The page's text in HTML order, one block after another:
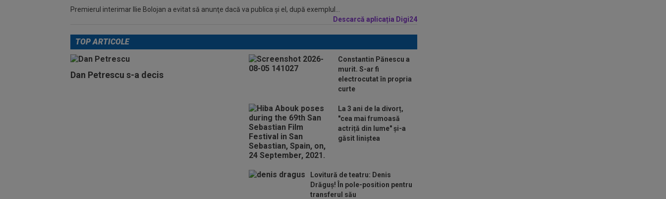
Premierul interimar Ilie Bolojan a evitat să anunţe dacă va publica şi el, după exemplul...
Descarcă aplicația Digi24
TOP ARTICOLE
Dan Petrescu s-a decis
Constantin Pănescu a
murit. S-ar fi
electrocutat în propria
curte
La 3 ani de la divorț,
"cea mai frumoasă
actriță din lume" și-a
găsit liniștea
Lovitură de teatru: Denis
Drăguș! În pole-position pentru
transferul său